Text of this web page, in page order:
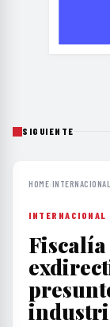
SIGUIENTE
HOME›INTERNACIONAL
INTERNACIONAL
Fiscalía